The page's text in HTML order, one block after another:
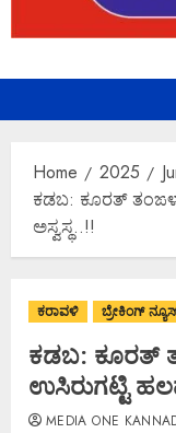
Home 2025
ಕಡಬ: ಕೂರತ್
ಅಸ್ವಸ್ಥ..!!
ಕರಾವಳಿ ಬ್ರೇಕಿಂಗ್
ಕಡಬ: ಕೂರತ್
ಉಸಿರುಗಟ್ಟಿ
MEDIA ONE